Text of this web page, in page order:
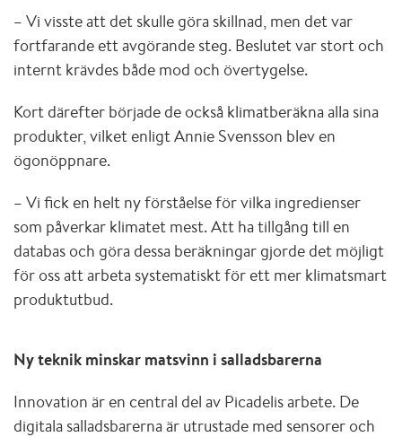
– Vi visste att det skulle göra skillnad, men det var
fortfarande ett avgörande steg. Beslutet var stort och
internt krävdes både mod och övertygelse.
Kort därefter började de också klimatberäkna alla sina
produkter, vilket enligt Annie Svensson blev en
ögonöppnare.
– Vi fick en helt ny förståelse för vilka ingredienser
som påverkar klimatet mest. Att ha tillgång till en
databas och göra dessa beräkningar gjorde det möjligt
för oss att arbeta systematiskt för ett mer klimatsmart
produktutbud.
Ny teknik minskar matsvinn i salladsbarerna
Innovation är en central del av Picadelis arbete. De
digitala salladsbarerna är utrustade med sensorer och